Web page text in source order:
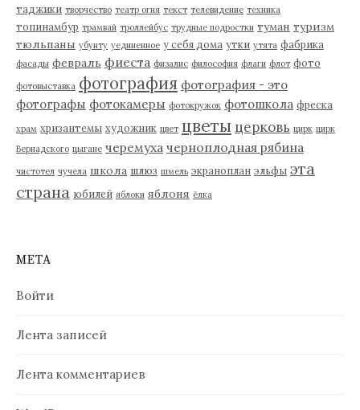
таджики творчество театр огня текст телевидение техника
топинамбур трамвай троллейбус трудные подростки туман туризм
тюльпаны убунту уединенное у себя дома утки утята фабрика
фасады февраль фиеста физалис философия флаги флот фото
фотовыставка фотография фотография - это
фотографы фотокамеры фотокружок фотошкола фреска
храм хризантемы художник цвет цветы церковь цирк цирк
Вернадского цыгане черемуха черноплодная рябина
чистотел чучела школа шлюз шмель экраноплан эльфы эта
страна юбилей яблоки яблоня ёлка
МЕТА
Войти
Лента записей
Лента комментариев